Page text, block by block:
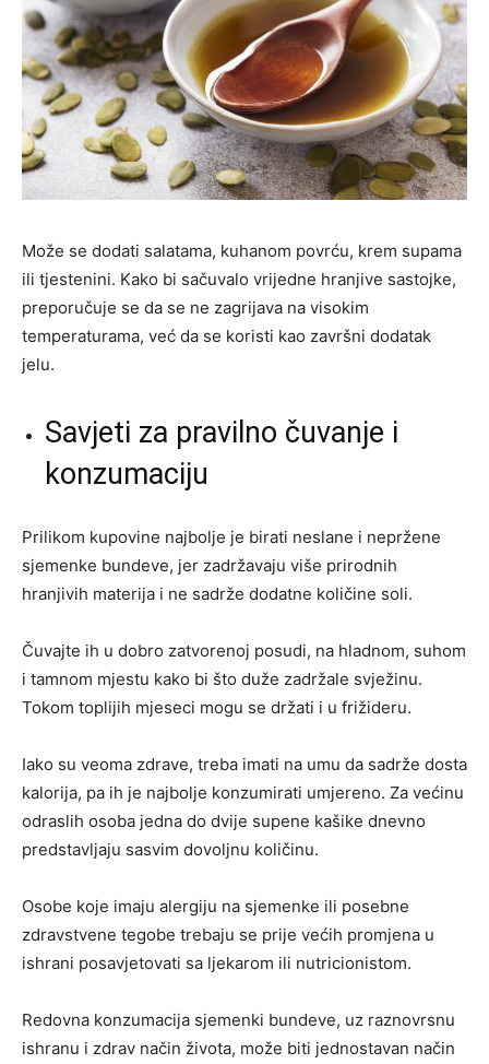
Može se dodati salatama, kuhanom povrću, krem supama
ili tjestenini. Kako bi sačuvalo vrijedne hranjive sastojke,
preporučuje se da se ne zagrijava na visokim
temperaturama, već da se koristi kao završni dodatak
jelu.
Savjeti za pravilno čuvanje i
konzumaciju
Prilikom kupovine najbolje je birati neslane i nepržene
sjemenke bundeve, jer zadržavaju više prirodnih
hranjivih materija i ne sadrže dodatne količine soli.
Čuvajte ih u dobro zatvorenoj posudi, na hladnom, suhom
i tamnom mjestu kako bi što duže zadržale svježinu.
Tokom toplijih mjeseci mogu se držati i u frižideru.
Iako su veoma zdrave, treba imati na umu da sadrže dosta
kalorija, pa ih je najbolje konzumirati umjereno. Za većinu
odraslih osoba jedna do dvije supene kašike dnevno
predstavljaju sasvim dovoljnu količinu.
Osobe koje imaju alergiju na sjemenke ili posebne
zdravstvene tegobe trebaju se prije većih promjena u
ishrani posavjetovati sa ljekarom ili nutricionistom.
Redovna konzumacija sjemenki bundeve, uz raznovrsnu
ishranu i zdrav način života, može biti jednostavan način